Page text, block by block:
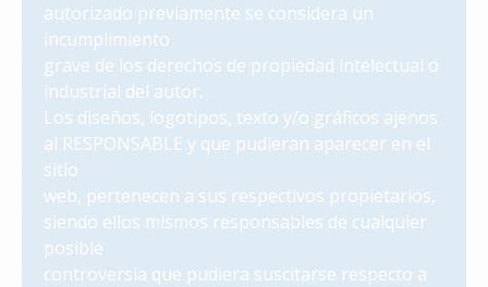
autorizado previamente se considera un
incumplimiento
grave de los derechos de propiedad intelectual o
industrial del autor.
Los diseños, logotipos, texto y/o gráficos ajenos
al RESPONSABLE y que pudieran aparecer en el
sitio
web, pertenecen a sus respectivos propietarios,
siendo ellos mismos responsables de cualquier
posible
controversia que pudiera suscitarse respecto a